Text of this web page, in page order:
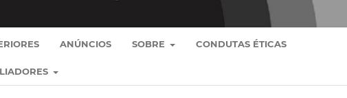
ANÚNCIOS SOBRE CONDUTAS ÉTICAS